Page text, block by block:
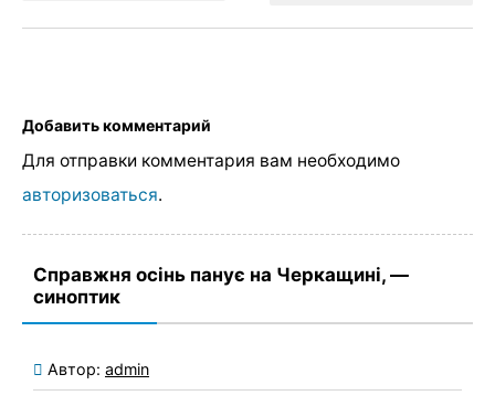
Добавить комментарий
Для отправки комментария вам необходимо
авторизоваться.
Справжня осінь панує на Черкащині, —
синоптик
Автор: admin